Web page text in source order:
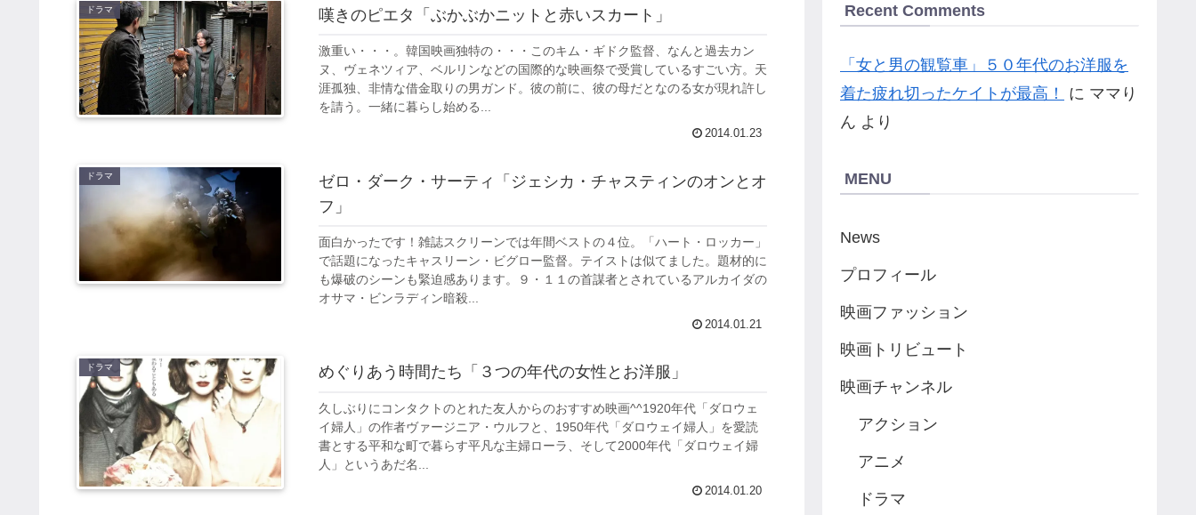
ドラマ 嘆きのピエタ「ぶかぶかニットと赤いスカート」
激重い・・・。韓国映画独特の・・・このキム・ギドク監督、なんと過去カン
ヌ、ヴェネツィア、ベルリンなどの国際的な映画祭で受賞しているすごい方。天
涯孤独、非情な借金取りの男ガンド。彼の前に、彼の母だとなのる女が現れ許し
を請う。一緒に暮らし始める...
2014.01.23
ドラマ
ゼロ・ダーク・サーティ「ジェシカ・チャスティンのオンとオ
フ」
面白かったです！雑誌スクリーンでは年間ベストの４位。「ハート・ロッカー」
で話題になったキャスリーン・ビグロー監督。テイストは似てました。題材的に
も爆破のシーンも緊迫感あります。９・１１の首謀者とされているアルカイダの
オサマ・ビンラディン暗殺...
2014.01.21
ドラマ めぐりあう時間たち「３つの年代の女性とお洋服」
久しぶりにコンタクトのとれた友人からのおすすめ映画^^1920年代「ダロウェ
イ婦人」の作者ヴァージニア・ウルフと、1950年代「ダロウェイ婦人」を愛読
書とする平和な町で暮らす平凡な主婦ローラ、そして2000年代「ダロウェイ婦
人」というあだ名...
2014.01.20
Recent Comments
「女と男の観覧車」５０年代のお洋服を
着た疲れ切ったケイトが最高！
に ママり
ん より
MENU
News
プロフィール
映画ファッション
映画トリビュート
映画チャンネル
アクション
アニメ
ドラマ